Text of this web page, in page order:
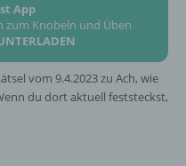
App
zum Knobeln und Üben
vom 9.4.2023 zu Ach, wie
du dort aktuell feststeckst,